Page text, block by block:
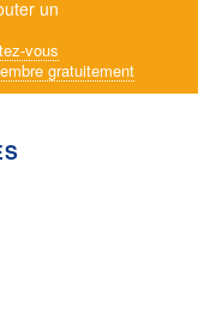
un
vous
gratuitement